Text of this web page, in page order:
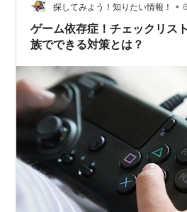
いで良いかな？。 こんな風に家庭
な課題となります。高校や大学の
合いの同年輩と会えば、近況や仕
探してみよう！知りたい情報！ •
ゲーム依存症！チェックリス
族でできる対策とは？